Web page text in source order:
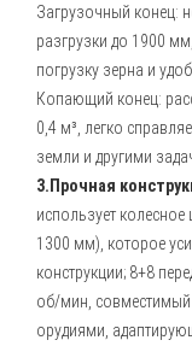
Загрузочный конец:
разгрузки до 1900
погрузку зерна и
Копающий конец:
0,4 м³, легко
земли и другими
3.Прочная
использует
1300 мм), которое
конструкции; 8+8
об/мин,
орудиями,